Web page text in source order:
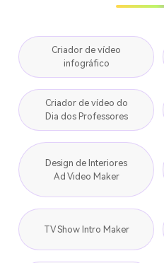
Criador de vídeo
infográfico
Criador de vídeo do
Dia dos Professores
Design de Interiores
Ad Video Maker
TV Show Intro Maker